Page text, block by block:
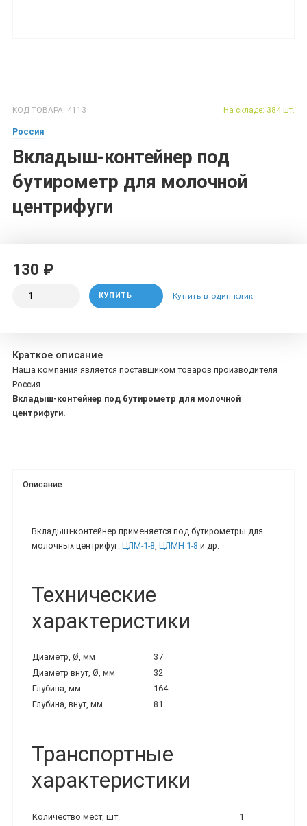
КОД ТОВАРА: 4113
Россия
Вкладыш-контейнер под
бутирометр для молочной
центрифуги
На складе: 384 шт.
130 ₽
КУПИТЬ Купить в один клик
Краткое описание
Наша компания является поставщиком товаров производителя
Россия.
Вкладыш-контейнер под бутирометр для молочной
центрифуги.
Описание
Вкладыш-контейнер применяется под бутирометры для
молочных центрифуг: ЦЛМ-1-8, ЦЛМН 1-8 и др.
Технические
характеристики
Диаметр, Ø, мм
37
Диаметр внут, Ø, мм
32
Глубина, мм
164
Глубина, внут, мм
81
Транспортные
характеристики
Количество мест, шт.
1